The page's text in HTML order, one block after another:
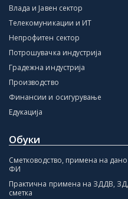
Влада и Јавен сектор
Телекомуникации и ИТ
Непрофитен сектор
Потрошувачка индустрија
Градежна индустрија
Производство
Финансии и осигурување
Едукација
Обуки
Сметководство, примена на
ФИ
Практична примена на ЗДДВ,
сметка